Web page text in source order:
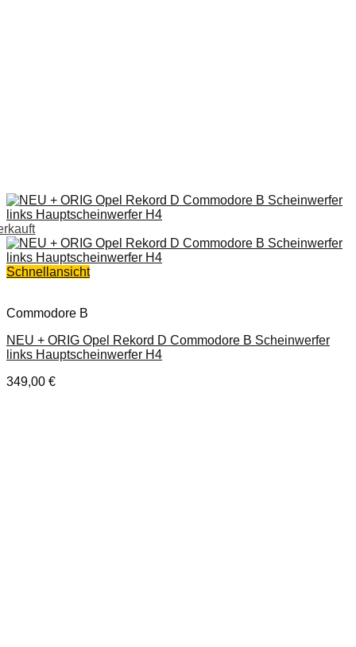
Schnellansicht
Commodore B
NEU + ORIG Opel Rekord D Commodore B Scheinwerfer
links Hauptscheinwerfer H4
349,00 €